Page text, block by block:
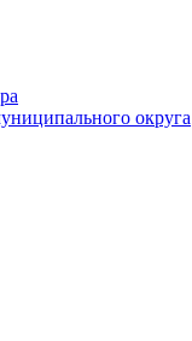
округа